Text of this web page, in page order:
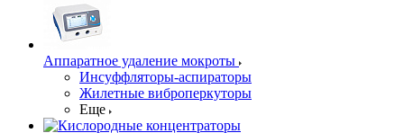
Аппаратное удаление мокроты
Инсуффляторы-аспираторы
Жилетные виброперкуторы
Еще